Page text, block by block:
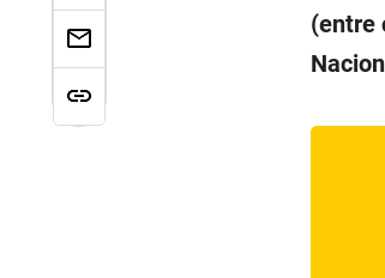
(entre